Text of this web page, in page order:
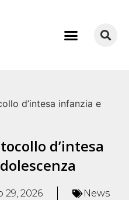
d’intesa infanzia e
d’intesa
29, 2026 News